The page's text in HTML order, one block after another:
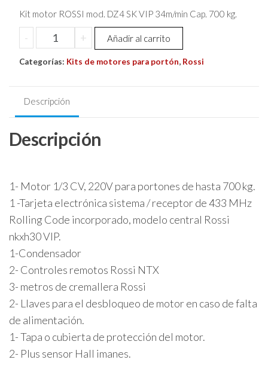
Kit motor ROSSI mod. DZ4 SK VIP 34m/min Cap. 700 kg.
-
Motor
Rossi
700kg
Antiportonazo
Rapido
cantidad
+ Añadir al carrito
Categorías: Kits de motores para portón, Rossi
Descripción
Descripción
1- Motor 1/3 CV, 220V para portones de hasta 700 kg.
1 -Tarjeta electrónica sistema / receptor de 433 MHz
Rolling Code incorporado, modelo central Rossi
nkxh30 VIP.
1-Condensador
2- Controles remotos Rossi NTX
3- metros de cremallera Rossi
2- Llaves para el desbloqueo de motor en caso de falta
de alimentación.
1- Tapa o cubierta de protección del motor.
2- Plus sensor Hall imanes.